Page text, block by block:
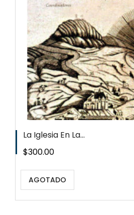
La Iglesia En La...
Precio
$300.00
AGOTADO